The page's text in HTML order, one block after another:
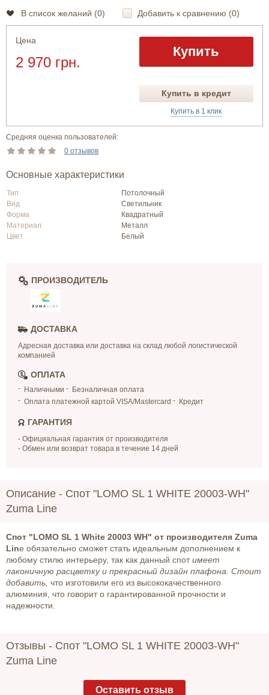
В список желаний (0) Добавить к сравнению (0)
Цена
2 970 грн.
Купить
Купить в кредит
Купить в 1 клик
Средняя оценка пользователей:
0 отзывов
Основные характеристики
Тип
Потолочный
Вид
Светильник
Форма
Квадратный
Материал
Металл
Цвет
Белый
ПРОИЗВОДИТЕЛЬ
ДОСТАВКА
Адресная доставка или доставка на склад любой логистической
компанией
ОПЛАТА
Наличными
Безналичная оплата
Оплата платежной картой VISA/Mastercard
Кредит
ГАРАНТИЯ
- Официальная гарантия от производителя
- Обмен или возврат товара в течение 14 дней
Описание - Спот "LOMO SL 1 WHITE 20003-WH"
Zuma Line
Спот "LOMO SL 1 White 20003 WH" от производителя Zuma
Line обязательно сможет стать идеальным дополнением к
любому стилю интерьеру, так как данный спотимеет
лаконичную расцветку и прекрасный дизайн плафона. Стоит
добавить, что изготовили его из высококачественного
алюминия, что говорит о гарантированной прочности и
надежности.
Отзывы - Спот "LOMO SL 1 WHITE 20003-WH"
Zuma Line
Оставить отзыв